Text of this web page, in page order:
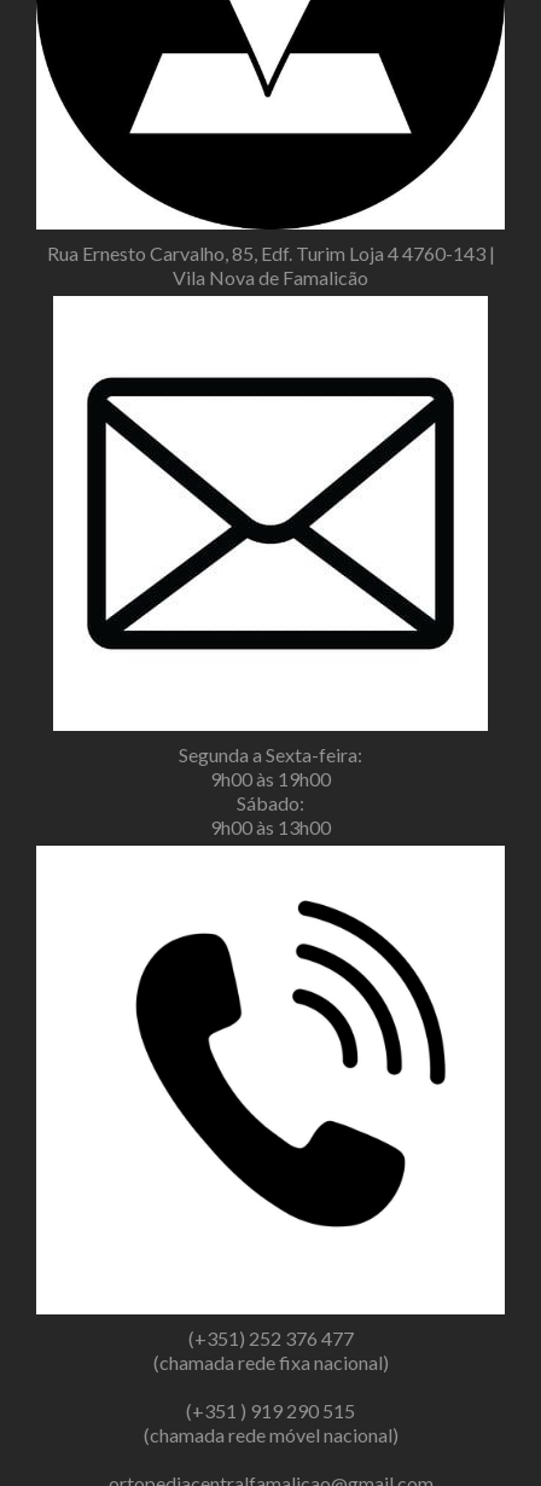
Rua Ernesto Carvalho, 85, Edf. Turim Loja 4 4760-143 |
Vila Nova de Famalicão
Segunda a Sexta-feira:
9h00 às 19h00
Sábado:
9h00 às 13h00
(+351) 252 376 477
(chamada rede fixa nacional)
(+351 ) 919 290 515
(chamada rede móvel nacional)